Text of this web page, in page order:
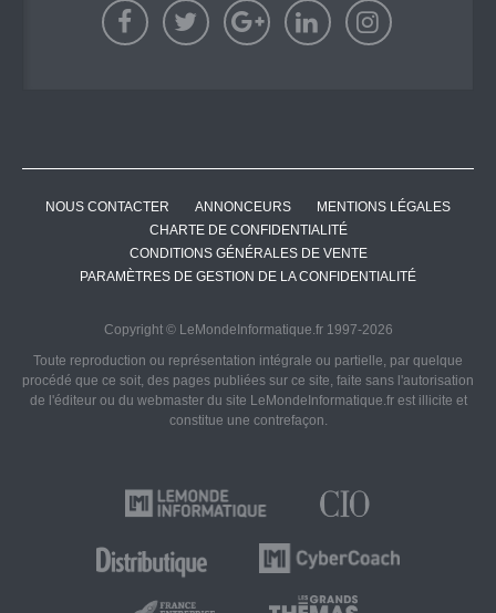
NOUS CONTACTER ANNONCEURS
MENTIONS LÉGALES
CHARTE DE CONFIDENTIALITÉ
CONDITIONS GÉNÉRALES DE VENTE
PARAMÈTRES DE GESTION DE LA CONFIDENTIALITÉ
Copyright © LeMondeInformatique.fr 1997-2026
Toute reproduction ou représentation intégrale ou partielle, par quelque
procédé que ce soit, des pages publiées sur ce site, faite sans l'autorisation
de l'éditeur ou du webmaster du site LeMondeInformatique.fr est illicite et
constitue une contrefaçon.